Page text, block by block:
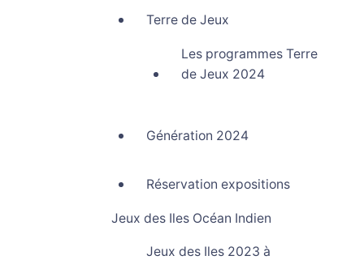
Terre de Jeux
Les programmes Terre
de Jeux 2024
Génération 2024
Réservation expositions
Jeux des Iles Océan Indien
Jeux des Iles 2023 à